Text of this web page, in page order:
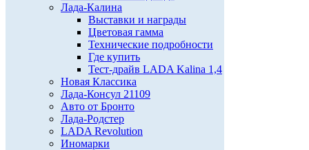
Лада-Калина
Выставки и награды
Цветовая гамма
Технические подробности
Где купить
Тест-драйв LADA Kalina 1,4
Новая Классика
Лада-Консул 21109
Авто от Бронто
Лада-Родстер
LADA Revolution
Иномарки